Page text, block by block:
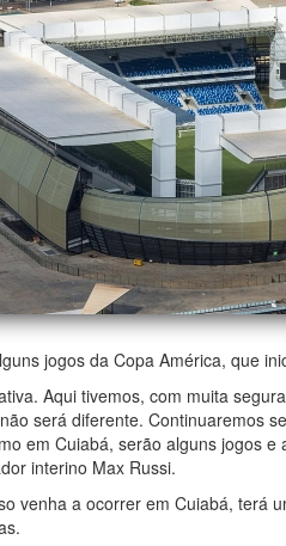
jogos da Copa América, que
Aqui tivemos, com muita
será diferente. Continuaremos
em Cuiabá, serão alguns jogos
interino Max Russi.
venha a ocorrer em Cuiabá, terá